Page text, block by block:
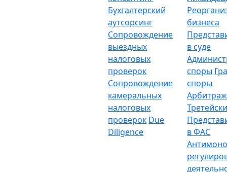
Бухгалтерский
аутсорсинг
Сопровождение
выездных
налоговых
проверок
Сопровождение
камеральных
налоговых
проверок Due
Diligence
бизнеса
в суде
споры
споры
в ФАС